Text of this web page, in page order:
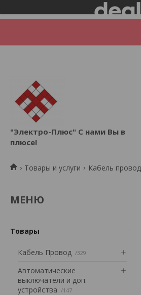
"Электро-Плюс" С нами Вы в
плюсе!
Товары и услуги Кабель провод
Товары
Кабель Провод 329
Автоматические
выключатели и доп.
устройства
147